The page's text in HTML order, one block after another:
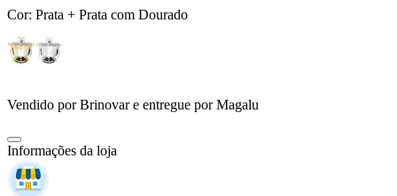
Cor: Prata + Prata com Dourado
Vendido porBrinovare entregue por Magalu
Informações da loja